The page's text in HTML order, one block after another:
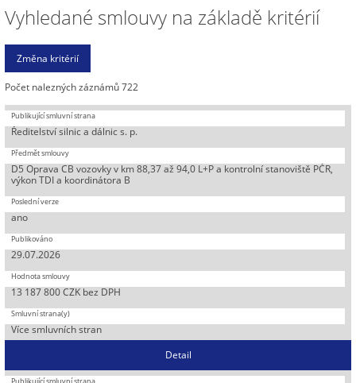
Vyhledané smlouvy na základě kritérií
Počet nalezných záznámů 722
Ředitelství silnic a dálnic s. p.
D5 Oprava CB vozovky v km 88,37 až 94,0 L+P a kontrolní stanoviště PČR,
výkon TDI a koordinátora B
ano
29.07.2026
13 187 800 CZK bez DPH
Více smluvních stran
Detail